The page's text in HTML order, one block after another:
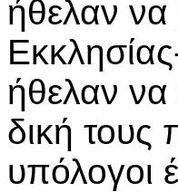
ήθελαν να
ήθελαν
δική τους
υπόλογοι